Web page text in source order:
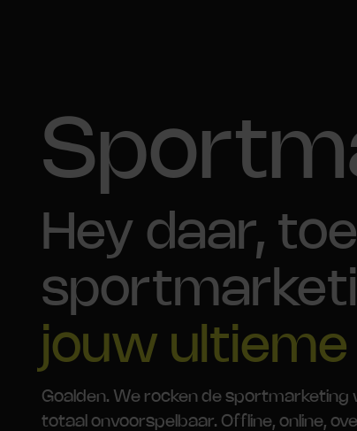
Hey daar,
jouw ultieme
Goalden. We rocken de sportmarketing
totaal onvoorspelbaar. Offline, online,